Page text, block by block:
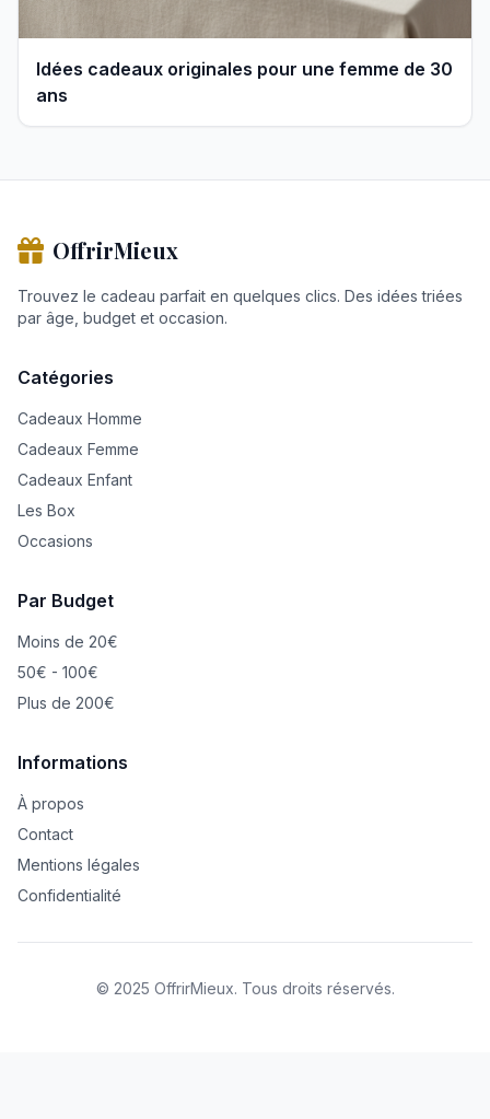
Idées cadeaux originales pour une femme de 30
ans
OffrirMieux
Trouvez le cadeau parfait en quelques clics. Des idées triées
par âge, budget et occasion.
Catégories
Cadeaux Homme
Cadeaux Femme
Cadeaux Enfant
Les Box
Occasions
Par Budget
Moins de 20€
50€ - 100€
Plus de 200€
Informations
À propos
Contact
Mentions légales
Confidentialité
© 2025 OffrirMieux. Tous droits réservés.